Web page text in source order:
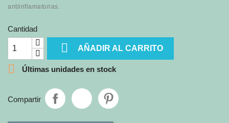
antiinflamatorias.
Cantidad
 AÑADIR AL CARRITO
 Últimas unidades en stock
Compartir